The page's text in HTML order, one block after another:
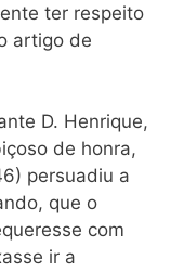
ter respeito
artigo de
D. Henrique,
de honra,
persuadiu a
que o
com
ir a